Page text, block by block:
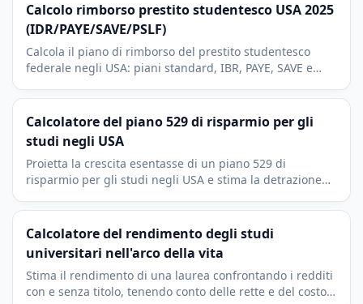
Calcolo rimborso prestito studentesco USA 2025
(IDR/PAYE/SAVE/PSLF)
Calcola il piano di rimborso del prestito studentesco
federale negli USA: piani standard, IBR, PAYE, SAVE e
Calcolatore del piano 529 di risparmio per gli
studi negli USA
Proietta la crescita esentasse di un piano 529 di
risparmio per gli studi negli USA e stima la detrazione
Calcolatore del rendimento degli studi
universitari nell'arco della vita
Stima il rendimento di una laurea confrontando i redditi
con e senza titolo, tenendo conto delle rette e del costo